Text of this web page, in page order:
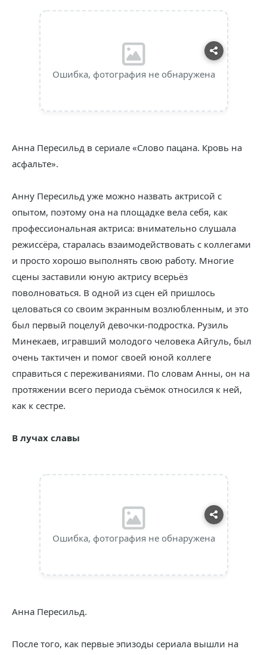
Ошибка, фотография не обнаружена
Анна Пересильд в сериале «Слово пацана. Кровь на
асфальте».
Анну Пересильд уже можно назвать актрисой с
опытом, поэтому она на площадке вела себя, как
профессиональная актриса: внимательно слушала
режиссёра, старалась взаимодействовать с коллегами
и просто хорошо выполнять свою работу. Многие
сцены заставили юную актрису всерьёз
поволноваться. В одной из сцен ей пришлось
целоваться со своим экранным возлюбленным, и это
был первый поцелуй девочки-подростка. Рузиль
Минекаев, игравший молодого человека Айгуль, был
очень тактичен и помог своей юной коллеге
справиться с переживаниями. По словам Анны, он на
протяжении всего периода съёмок относился к ней,
как к сестре.
В лучах славы
Ошибка, фотография не обнаружена
Анна Пересильд.
После того, как первые эпизоды сериала вышли на